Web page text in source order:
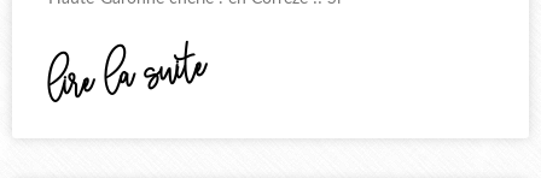
lire la suite